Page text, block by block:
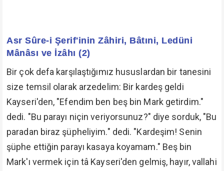
Asr Sûre-i Şerif'inin Zâhiri, Bâtıni, Ledüni
Mânâsı ve İzâhı (2)
Bir çok defa karşılaştığımız hususlardan bir tanesini
size temsil olarak arzedelim: Bir kardeş geldi
Kayseri'den, "Efendim ben beş bin Mark getirdim."
dedi. "Bu parayı niçin veriyorsunuz?" diye sorduk, "Bu
paradan biraz şüpheliyim." dedi. "Kardeşim! Senin
şüphe ettiğin parayı kasaya koyamam." Beş bin
Mark'ı vermek için tâ Kayseri'den gelmiş, hayır, vallahi